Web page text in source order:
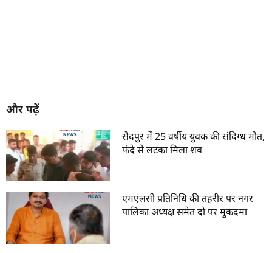
और पढ़ें
सैदपुर में 25 वर्षीय युवक की संदिग्ध मौत,
फंदे से लटका मिला शव
एमएलसी प्रतिनिधि की तहरीर पर नगर
पालिका अध्यक्ष समेत दो पर मुकदमा